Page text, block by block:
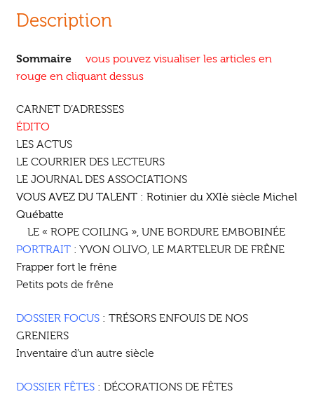
Description
Sommaire vous pouvez visualiser les articles en
rouge en cliquant dessus
CARNET D’ADRESSES
ÉDITO
LES ACTUS
LE COURRIER DES LECTEURS
LE JOURNAL DES ASSOCIATIONS
VOUS AVEZ DU TALENT : Rotinier du XXIè siècle Michel
Québatte
LE « ROPE COILING », UNE BORDURE EMBOBINÉE
PORTRAIT: YVON OLIVO, LE MARTELEUR DE FRÊNE
Frapper fort le frêne
Petits pots de frêne
DOSSIER FOCUS: TRÉSORS ENFOUIS DE NOS
GRENIERS
Inventaire d’un autre siècle
DOSSIER FÊTES: DÉCORATIONS DE FÊTES